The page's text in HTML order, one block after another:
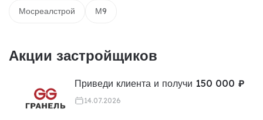
Мосреалстрой М9
Акции застройщиков
Приведи клиента и получи 150 000 ₽
14.07.2026